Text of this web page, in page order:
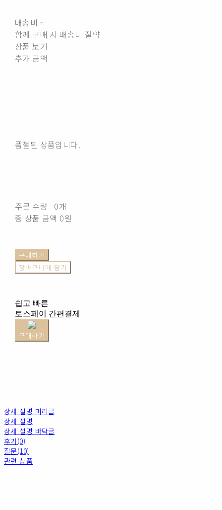
배송비 -
함께 구매 시 배송비 절약
상품 보기
추가 금액
품절된 상품입니다.
주문 수량
0개
총 상품 금액 0원
구매하기
장바구니에 담기
쉽고 빠른
토스페이 간편결제
구매하기
상세 설명 머리글
상세 설명
상세 설명 바닥글
후기(0)
질문(10)
관련 상품